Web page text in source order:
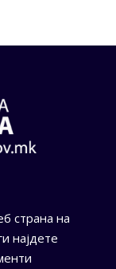
страна на
најдете